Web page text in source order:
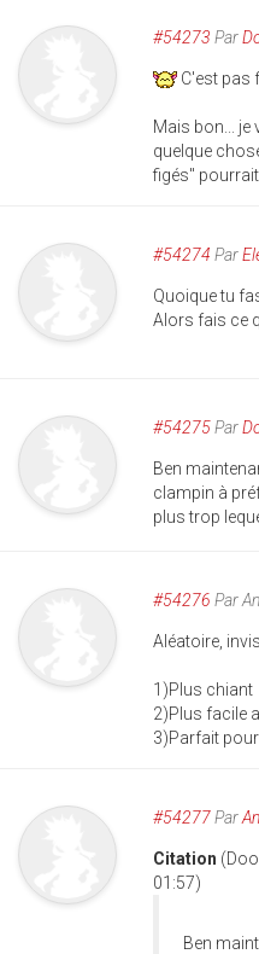
#54273 Par
C'est pas
Mais bon...
quelque
figés"
#54274 Par
Quoique tu
Alors fais ce
#54275Par
Ben
clampin à
plus trop
#54276 Par
Aléatoire,
1)Plus chiant
2)Plus facile
3)Parfait pour
#54277Par
Citation
01:57)
Ben